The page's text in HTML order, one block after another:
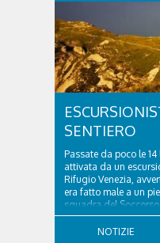
SENTIERO
Passate da poco le 14
attivata da un
Rifugio Venezia,
era fatto male a un
squadra del
ha quindi raggiunto
NOTIZIE